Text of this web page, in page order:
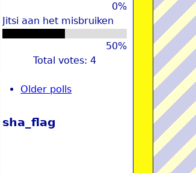
0%
Jitsi aan het misbruiken
50%
Total votes: 4
Older polls
sha_flag